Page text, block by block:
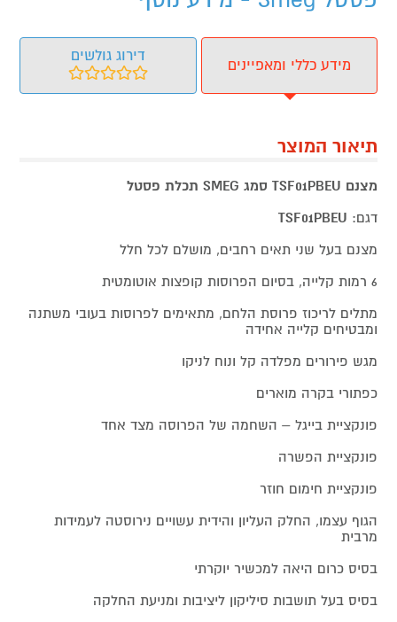
מידע כללי ומאפיינים
דירוג גולשים
תיאור המוצר
מצנם TSF01PBEU סמג SMEG תכלת פסטל
דגם: TSF01PBEU
מצנם בעל שני תאים רחבים, מושלם לכל חלל
6 רמות קלייה, בסיום הפרוסות קופצות אוטומטית
מתלים לריכוז פרוסת הלחם, מתאימים לפרוסות בעובי משתנה
ומבטיחים קלייה אחידה
מגש פירורים מפלדה קל ונוח לניקו
כפתורי בקרה מוארים
פונקציית בייגל – השחמה של הפרוסה מצד אחד
פונקציית הפשרה
פונקציית חימום חוזר
הגוף עצמו, החלק העליון והידית עשויים נירוסטה לעמידות
מרבית
בסיס כרום היאה למכשיר יוקרתי
בסיס בעל תושבות סיליקון ליציבות ומניעת החלקה